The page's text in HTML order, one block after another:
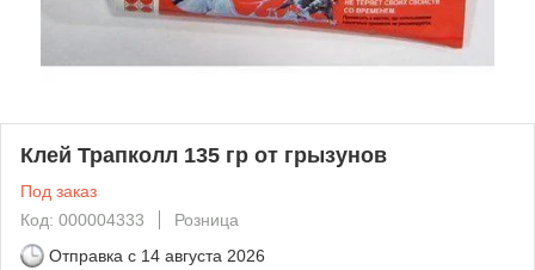
Клей Трапколл 135 гр от грызунов
Под заказ
Код: 000004333
Розница
Отправка с 14 августа 2026